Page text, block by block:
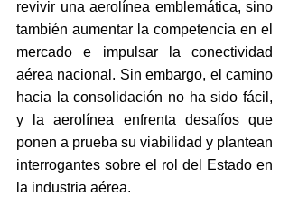
revivir una aerolínea emblemática, sino
también aumentar la competencia en el
mercado e impulsar la conectividad
aérea nacional. Sin embargo, el camino
hacia la consolidación no ha sido fácil,
y la aerolínea enfrenta desafíos que
ponen a prueba su viabilidad y plantean
interrogantes sobre el rol del Estado en
la industria aérea.